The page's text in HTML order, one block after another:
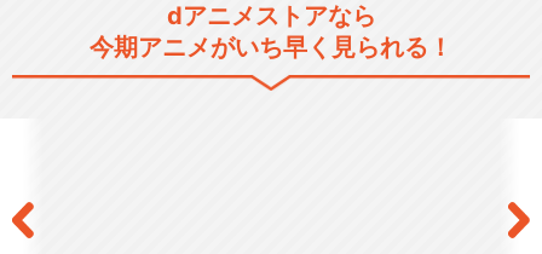
dアニメストアなら
今期アニメがいち早く見られる！